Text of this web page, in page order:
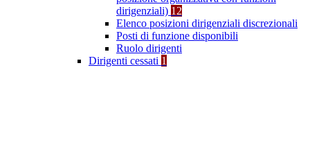
dirigenziali) 12
Elenco posizioni dirigenziali discrezionali
Posti di funzione disponibili
Ruolo dirigenti
Dirigenti cessati 1